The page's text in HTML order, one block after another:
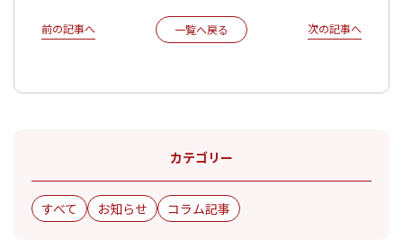
前の記事へ 一覧へ戻る 次の記事へ
カテゴリー
すべて お知らせ コラム記事